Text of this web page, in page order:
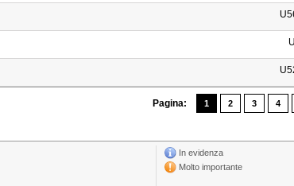
Pagina: 1 2 3 4
In evidenza
Molto importante